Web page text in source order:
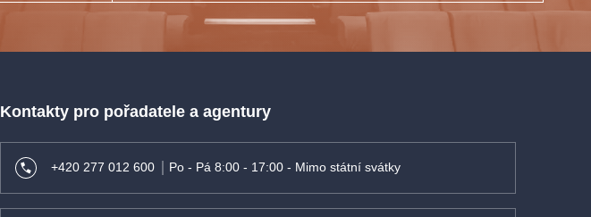
Kontakty pro pořadatele a agentury
+420 277 012 600 Po - Pá 8:00 - 17:00 - Mimo státní svátky